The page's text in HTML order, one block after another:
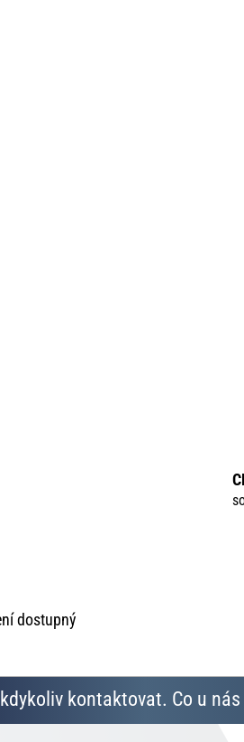
dostupný
kontaktovat. Co u